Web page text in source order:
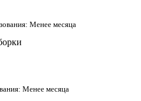
Менее месяца
Менее месяца